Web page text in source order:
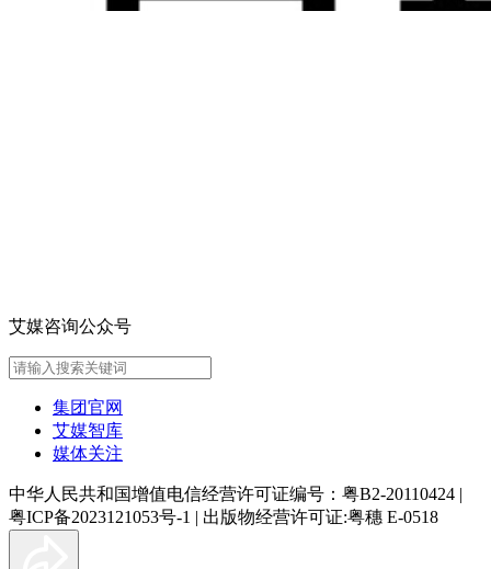
艾媒咨询公众号
集团官网
艾媒智库
媒体关注
中华人民共和国增值电信经营许可证编号：粤B2-20110424 |
粤ICP备2023121053号-1 | 出版物经营许可证:粤穗 E-0518